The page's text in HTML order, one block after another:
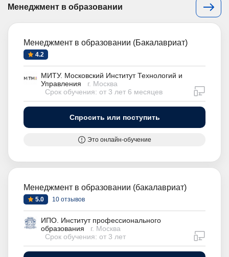
Менеджмент в образовании
Менеджмент в образовании (Бакалавриат)
4.2
МИТУ. Московский Институт Технологий и
Управления
г. Москва
Срок обучения: от 3 лет 6 месяцев
Спросить или поступить
Это онлайн-обучение
Менеджмент в образовании (бакалавриат)
5.0 10 отзывов
ИПО. Институт профессионального
образования
г. Москва
Срок обучения: от 3 лет